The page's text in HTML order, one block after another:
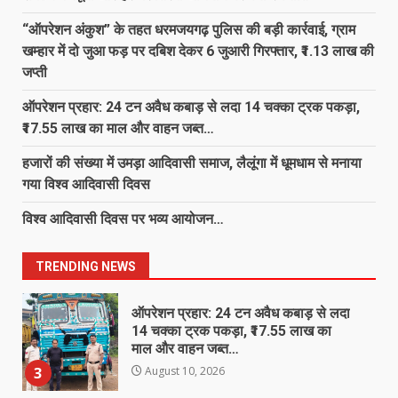
“ऑपरेशन अंकुश” के तहत धरमजयगढ़ पुलिस की बड़ी कार्रवाई, ग्राम
खम्हार में दो जुआ फड़ पर दबिश देकर 6 जुआरी गिरफ्तार, ₹1.13 लाख की
जप्ती
ऑपरेशन प्रहार: 24 टन अवैध कबाड़ से लदा 14 चक्का ट्रक पकड़ा,
₹17.55 लाख का माल और वाहन जब्त…
हजारों की संख्या में उमड़ा आदिवासी समाज, लैलूंगा में धूमधाम से मनाया
गया विश्व आदिवासी दिवस
विश्व आदिवासी दिवस पर भव्य आयोजन…
TRENDING NEWS
7
August 10, 2026
1
राष्ट्र प्रथम, संगठन सर्वोपरि: भाजपा मंडल
रतनपुर की मासिक बैठक में संगठन मजबूती
और हर घर तिरंगा अभियान पर बनी रणनीति
August 10, 2026
2
“ऑपरेशन अंकुश” के तहत धरमजयगढ़
पुलिस की बड़ी कार्रवाई, ग्राम खम्हार में दो
जुआ फड़ पर दबिश देकर 6 जुआरी गिरफ्तार,
3
ऑपरेशन प्रहार: 24 टन अवैध कबाड़ से लदा
14 चक्का ट्रक पकड़ा, ₹17.55 लाख का
माल और वाहन जब्त…
August 10, 2026